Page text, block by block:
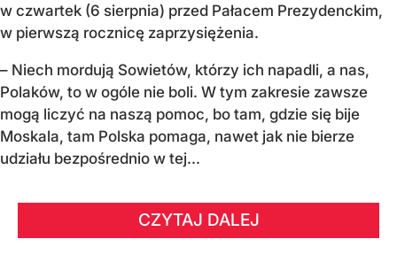
w czwartek (6 sierpnia) przed Pałacem Prezydenckim,
w pierwszą rocznicę zaprzysiężenia.
– Niech mordują Sowietów, którzy ich napadli, a nas,
Polaków, to w ogóle nie boli. W tym zakresie zawsze
mogą liczyć na naszą pomoc, bo tam, gdzie się bije
Moskala, tam Polska pomaga, nawet jak nie bierze
udziału bezpośrednio w tej...
CZYTAJ DALEJ